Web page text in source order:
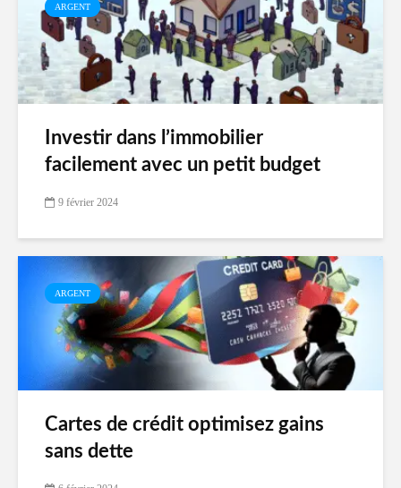
ARGENT
Investir dans l’immobilier
facilement avec un petit budget
9 février 2024
ARGENT
Cartes de crédit optimisez gains
sans dette